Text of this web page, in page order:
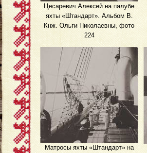
Цесаревич Алексей на палубе
яхты «Штандарт». Альбом В.
Кнж. Ольги Николаевны, фото
224
Матросы яхты «Штандарт» на